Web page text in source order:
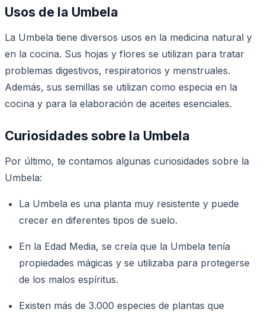
Usos de la Umbela
La Umbela tiene diversos usos en la medicina natural y
en la cocina. Sus hojas y flores se utilizan para tratar
problemas digestivos, respiratorios y menstruales.
Además, sus semillas se utilizan como especia en la
cocina y para la elaboración de aceites esenciales.
Curiosidades sobre la Umbela
Por último, te contamos algunas curiosidades sobre la
Umbela:
La Umbela es una planta muy resistente y puede
crecer en diferentes tipos de suelo.
En la Edad Media, se creía que la Umbela tenía
propiedades mágicas y se utilizaba para protegerse
de los malos espíritus.
Existen más de 3.000 especies de plantas que